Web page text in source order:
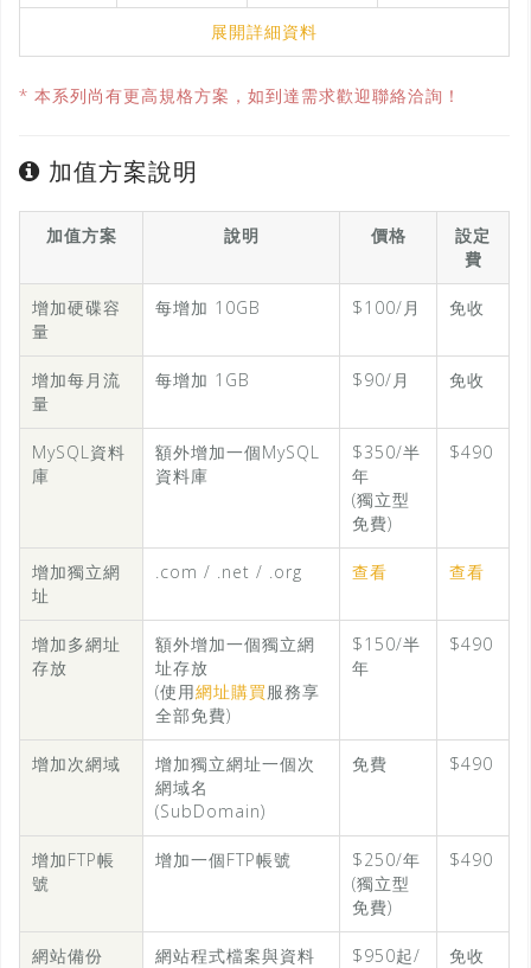
展開詳細資料
* 本系列尚有更高規格方案，如到達需求歡迎聯絡洽詢！
加值方案說明
加值方案 說明 價格
設定
費
增加硬碟容
量
每增加 10GB $100/月 免收
增加每月流
量
每增加 1GB $90/月 免收
MySQL資料
庫
額外增加一個MySQL
資料庫
$350/半
年
(獨立型
免費)
$490
增加獨立網
址
.com / .net / .org 查看 查看
增加多網址
存放
額外增加一個獨立網
址存放
(使用網址購買服務享
全部免費)
$150/半
年
$490
增加次網域
增加獨立網址一個次
網域名
(SubDomain)
免費 $490
增加FTP帳
號
增加一個FTP帳號
$250/年
(獨立型
免費)
$490
網站備份 網站程式檔案與資料 $950起/ 免收